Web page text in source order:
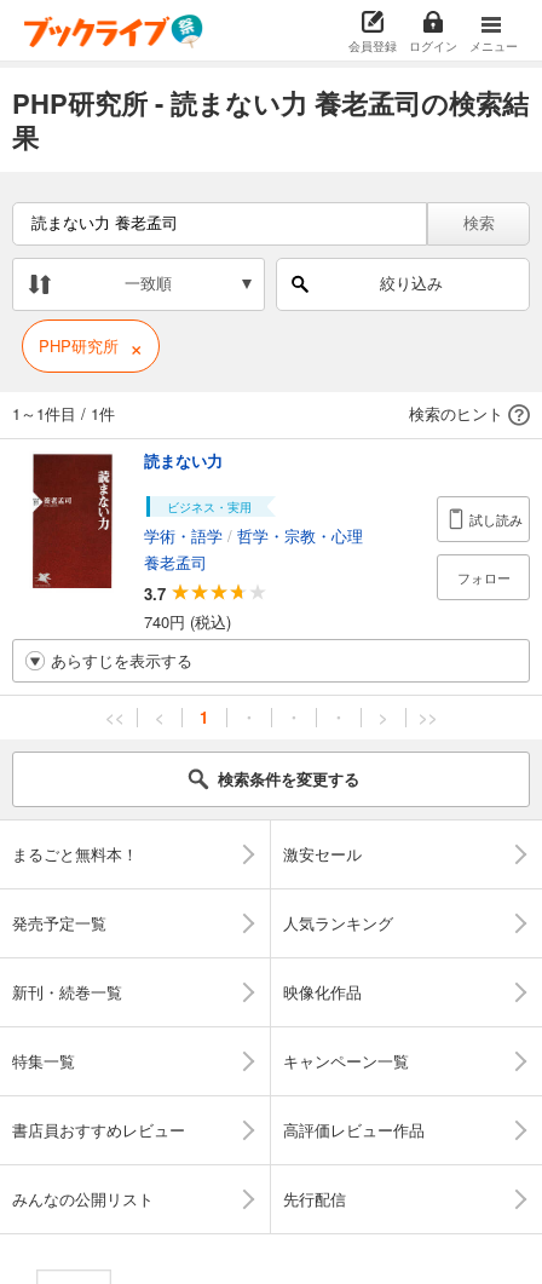
会員登録 ログイン メニュー
PHP研究所 - 読まない力 養老孟司の検索結
果
検索
一致順 絞り込み
PHP研究所 ×
1～1件目 / 1件 検索のヒント
読まない力
ビジネス・実用
学術・語学 / 哲学・宗教・心理
養老孟司
3.7
740円 (税込)
試し読み
フォロー
あらすじを表示する
<< < 1 ・ ・ ・ > >>
検索条件を変更する
まるごと無料本！ 激安セール
発売予定一覧 人気ランキング
新刊・続巻一覧 映像化作品
特集一覧 キャンペーン一覧
書店員おすすめレビュー 高評価レビュー作品
みんなの公開リスト 先行配信